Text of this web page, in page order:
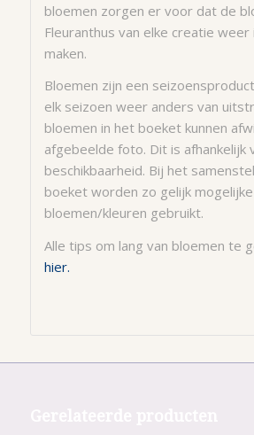
bloemen zorgen er voor dat de
Fleuranthus van elke creatie
maken.
Bloemen zijn een
elk seizoen weer anders van
bloemen in het boeket kunnen
afgebeelde foto. Dit is afhankelijk
beschikbaarheid. Bij het
boeket worden zo gelijk mogelijke
bloemen/kleuren gebruikt.
Alle tips om lang van bloemen te
hier.